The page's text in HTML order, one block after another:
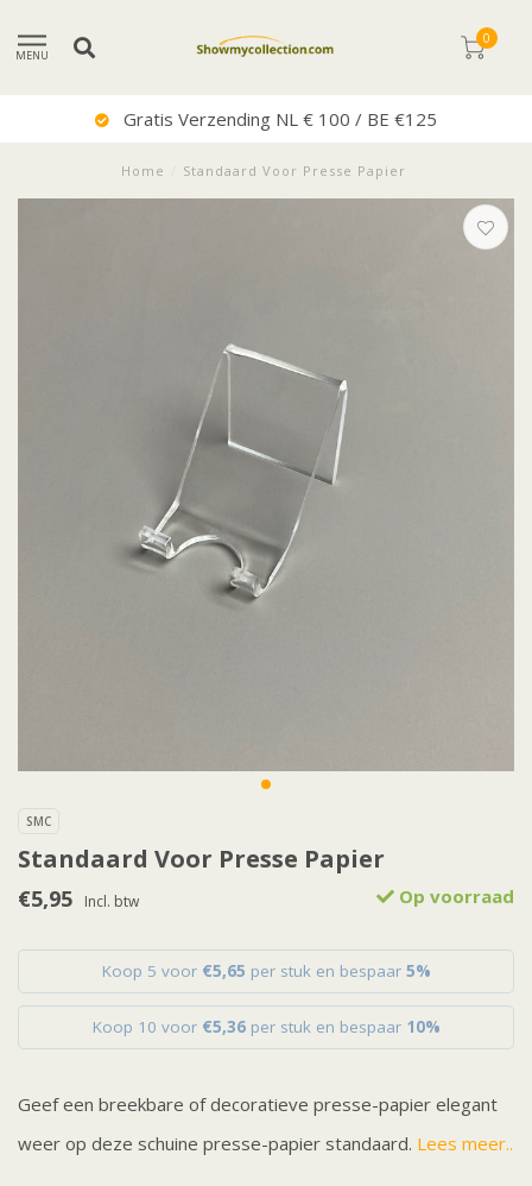
MENU
0
Uitstekende Service
Home Standaard Voor Presse Papier
SMC
Standaard Voor Presse Papier
€5,95 Incl. btw Op voorraad
Koop 5 voor €5,65 per stuk en bespaar 5%
Koop 10 voor €5,36per stuk en bespaar 10%
Geef een breekbare of decoratieve presse-papier elegant
weer op deze schuine presse-papier standaard. Lees meer..